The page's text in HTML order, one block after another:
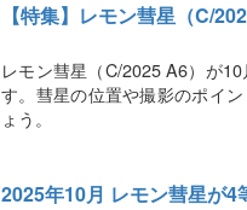
【特集】レモン彗星（C/
レモン彗星（C/2025 A6）が
す。彗星の位置や撮影のポイ
ょう。
2025年10月 レモン彗星が4